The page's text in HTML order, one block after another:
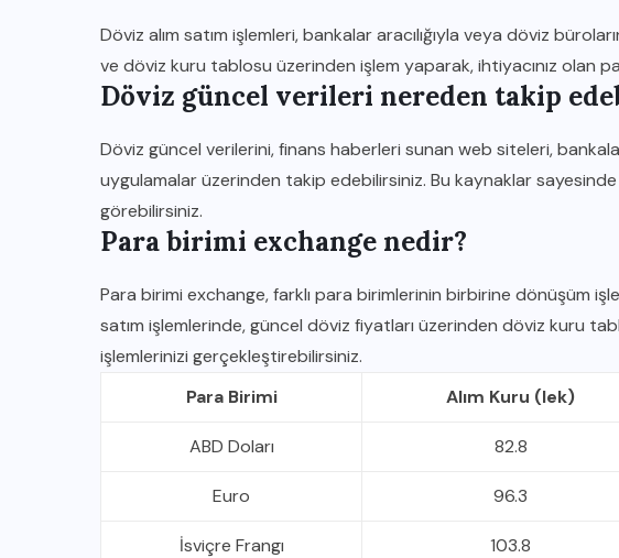
Döviz alım satım işlemleri, bankalar aracılığıyla veya döviz
ve döviz kuru tablosu üzerinden işlem yaparak, ihtiyacınız olan
Döviz güncel verileri nereden takip
Döviz güncel verilerini, finans haberleri sunan web siteleri,
uygulamalar üzerinden takip edebilirsiniz. Bu kaynaklar sayesinde
görebilirsiniz.
Para birimi exchange nedir?
Para birimi exchange, farklı para birimlerinin birbirine dönüşüm
satım işlemlerinde, güncel döviz fiyatları üzerinden döviz kuru
işlemlerinizi gerçekleştirebilirsiniz.
Para Birimi
Alım Kuru (lek)
ABD Doları 82.8
Euro 96.3
İsviçre Frangı 103.8